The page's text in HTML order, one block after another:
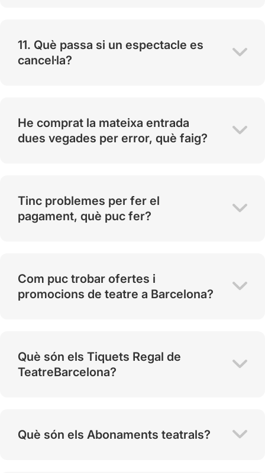
11. Què passa si un espectacle es
cancel·la?
He comprat la mateixa entrada
dues vegades per error, què faig?
Tinc problemes per fer el
pagament, què puc fer?
Com puc trobar ofertes i
promocions de teatre a Barcelona?
Què són els Tiquets Regal de
TeatreBarcelona?
Què són els Abonaments teatrals?